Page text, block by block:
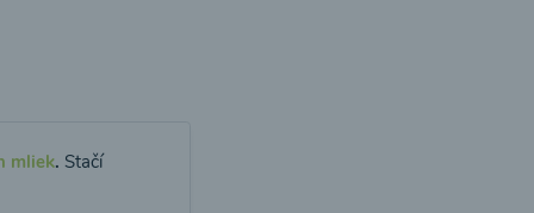
mliek. Stačí